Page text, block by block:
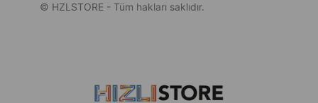
© HZLSTORE - Tüm hakları saklıdır.